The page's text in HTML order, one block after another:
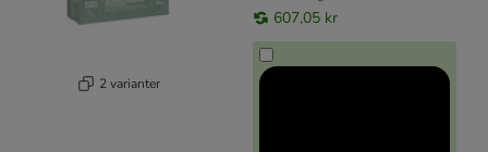
2 varianter
607,05 kr